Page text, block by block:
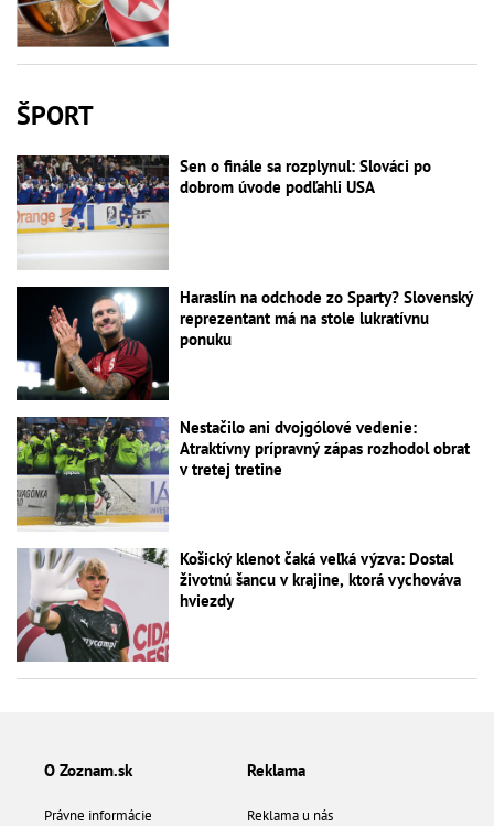
ŠPORT
Sen o finále sa rozplynul: Slováci po
dobrom úvode podľahli USA
Haraslín na odchode zo Sparty? Slovenský
reprezentant má na stole lukratívnu
ponuku
Nestačilo ani dvojgólové vedenie:
Atraktívny prípravný zápas rozhodol obrat
v tretej tretine
Košický klenot čaká veľká výzva: Dostal
životnú šancu v krajine, ktorá vychováva
hviezdy
O Zoznam.sk
Právne informácie
Reklama
Reklama u nás